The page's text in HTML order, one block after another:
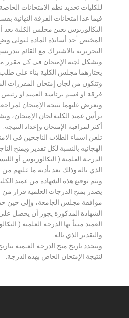
للكليات تحديد نظم الامتحانات الخاصة
فيما عدا امتحانات الفرقة النهائية
البكالوريوس يعين مجلس الكلية
المختص أحد أساتذة المادة ليتولى
التحريرية بالاشتراك مع القائم
وتشكل لجنة الإمتحان في كل مقرر
يختارهما مجلس الكلية بناء على
وتتكون من لجان إمتحان المقررات
فرقة او قسم برئاسة العميد او
وتعرض عليهما نتيجة الإمتحان
يرأس عميد الكلية لجان الإمتحان،
أكثر لمراقبة الإمتحان وإعداد النتيجة.
تلعن اسماء الطلاب الناجحين فى
الهجائيه بالنسبة لكل تقدير ويمنح
الدرجة العلمية ( البكالوريوس أو
الذي ناله وذلك بعد تأدية ما عليهم
ويتم توقيع هذه الشهادة من عميد
يصدر بمنح الدرجات العلمية قرار من
موافقة مجلس الجامعة، وإلى حين
الشهادة المذكورة يجوز أن يحصل
العميد مبيناً بها الدرجة العلمية (
والتقدير الذي ناله.
ويتحدد تاريخ منح الدرجة العلمية
لنتيجة الإمتحان الخاص بهذه الدرجة.